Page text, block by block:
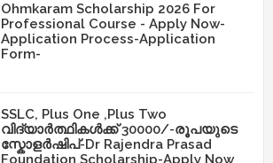
Ohmkaram Scholarship 2026 For
Professional Course - Apply Now-
Application Process-Application
Form-
SSLC, Plus One ,Plus Two
വിദ്യാർത്ഥികൾക്ക് 30000/-രൂപയുടെ
സ്കോളർഷിപ്-Dr Rajendra Prasad
Foundation Scholarship-Apply Now